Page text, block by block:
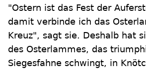
"Ostern ist das Fest der
damit verbinde ich das
Kreuz", sagt sie. Deshalb hat
des Osterlammes, das
Siegesfahne schwingt, in